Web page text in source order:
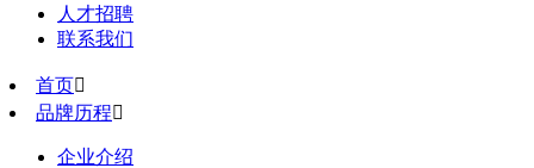
人才招聘
联系我们
首页
品牌历程
企业介绍